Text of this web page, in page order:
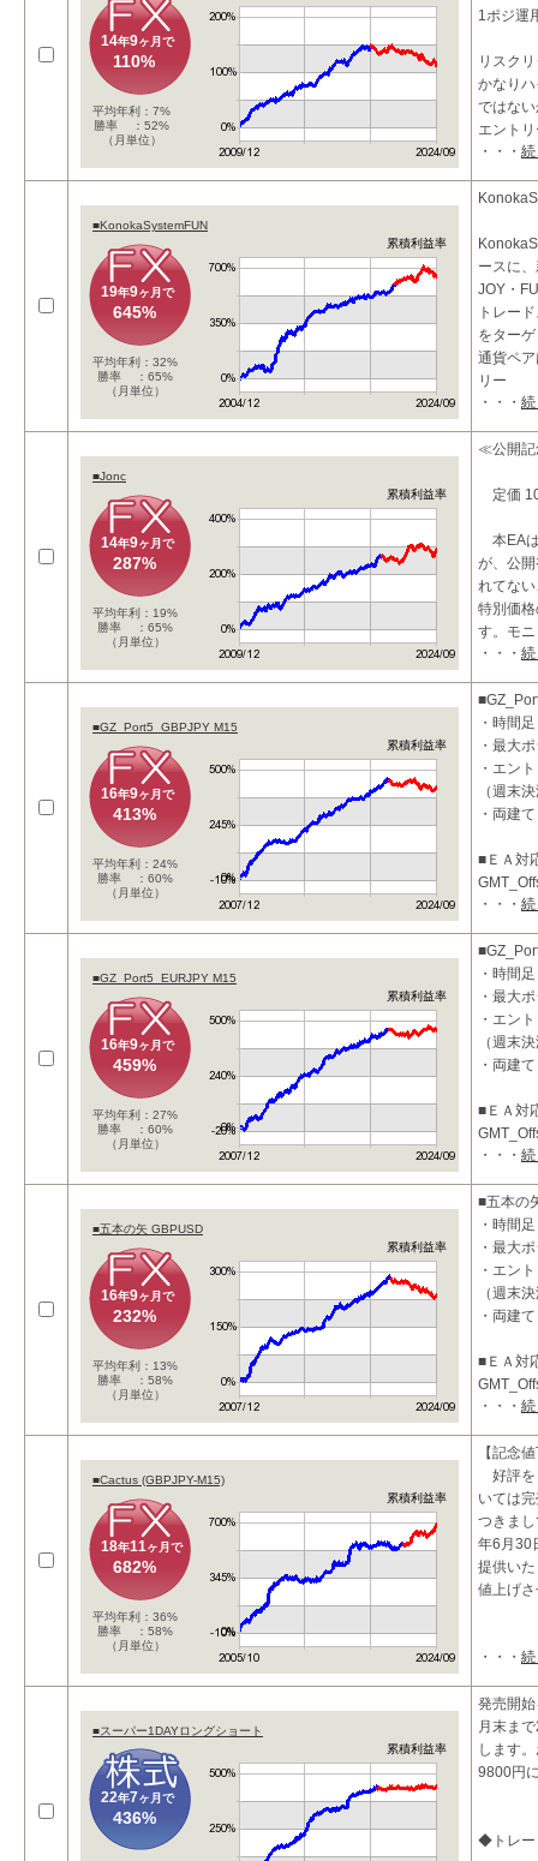
14年9ヶ月で
110%
平均年利：7%
勝率 ：52%
（月単位）
1ポジ運
リスク
かなり
ではな
エント
めです
・・・
■KonokaSystemFUN
累積利益率
19年9ヶ月で
645%
平均年利：32%
勝率 ：65%
（月単位）
ースに
JOY・
トレー
をター
通貨ペ
リー
・・・
■Jonc
累積利益率
14年9ヶ月で
287%
平均年利：19%
勝率 ：65%
（月単位）
≪公開記
定価
本EA
が、公
れてな
特別価
す。モニ
・・・
■GZ_Port5_GBPJPY M15
累積利益率
16年9ヶ月で
413%
平均年利：24%
勝率 ：60%
（月単位）
・時間
・最大
・エン
（週末
・両建
■ＥＡ対
ります。
■投資コ
・・・
■GZ_Port5_EURJPY M15
累積利益率
16年9ヶ月で
459%
平均年利：27%
勝率 ：60%
（月単位）
・時間
・最大
・エン
（週末
・両建
■ＥＡ対
ります。
■投資コ
・・・
■五本の矢 GBPUSD
累積利益率
16年9ヶ月で
232%
平均年利：13%
勝率 ：58%
（月単位）
■五本の
・時間
・最大
・エン
（週末
・両建
■ＥＡ対
ります。
■投資
・・・
■Cactus (GBPJPY-M15)
累積利益率
18年11ヶ月で
682%
平均年利：36%
勝率 ：58%
（月単位）
【記念
好評を
いては
つきま
年6月30
提供い
値上げ
□商品特
・・・
■スーパー1DAYロングショート
累積利益率
22年7ヶ月で
436%
発売開
月末ま
します
9800円
◆トレー